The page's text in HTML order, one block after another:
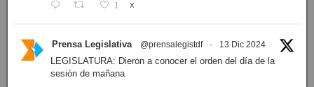
1 X
Prensa Legislativa @prensalegistdf · 13 Dic 2024
LEGISLATURA: Dieron a conocer el orden del día de la
sesión de mañana